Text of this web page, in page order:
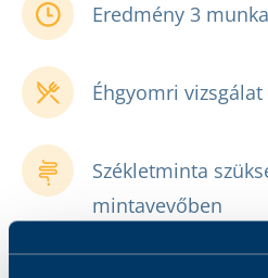
Eredmény 3
Éhgyomri vizsgálat
Székletminta
mintavevőben